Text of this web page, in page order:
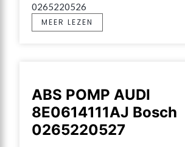
0265220526
MEER LEZEN
ABS POMP AUDI
8E0614111AJ Bosch
0265220527